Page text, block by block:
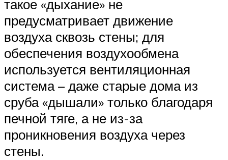
такое «дыхание» не
предусматривает движение
воздуха сквозь стены; для
обеспечения воздухообмена
используется вентиляционная
система – даже старые дома из
сруба «дышали» только благодаря
печной тяге, а не из-за
проникновения воздуха через
стены.